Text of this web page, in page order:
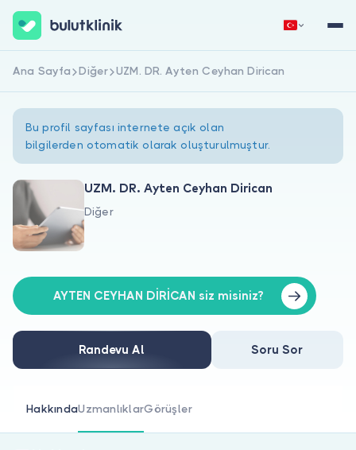
Hakkımızda
Doktorlar için
Doktor musunuz?
Hemen Kaydol Giriş Yap
Ana Sayfa Diğer UZM. DR. Ayten Ceyhan Dirican
Bu profil sayfası internete açık olan
bilgilerden otomatik olarak oluşturulmuştur.
UZM. DR. Ayten Ceyhan Dirican
Diğer
AYTEN CEYHAN DİRİCAN siz misiniz?
Randevu Al Soru Sor
HakkındaUzmanlıklarGörüşler